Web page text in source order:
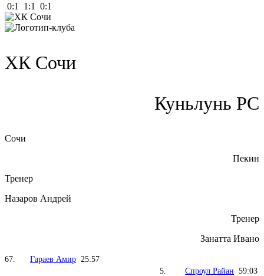
0:1 1:1 0:1
ХК Сочи
Куньлунь РС
Сочи
Пекин
Тренер
Назаров Андрей
Тренер
Занатта Иванo
67. Гараев Амир 25:57
5.
Спроул Райан 59:03